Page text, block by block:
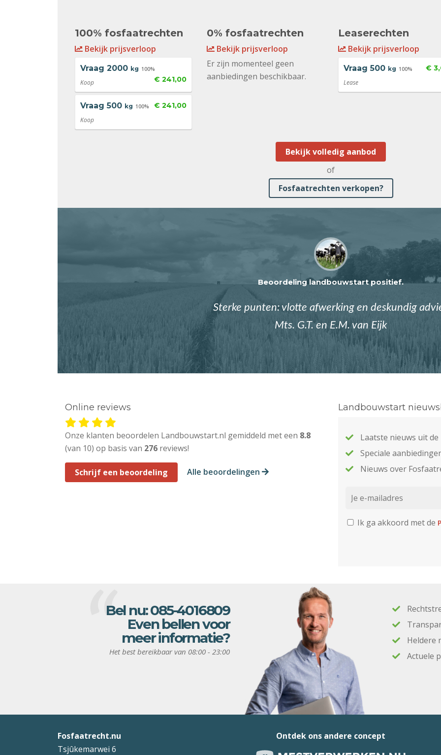
100% fosfaatrechten
Bekijk prijsverloop
Vraag 2000 kg 100%
€ 241,00
Koop
Vraag 500 kg 100% € 241,00
Koop
0% fosfaatrechten
Bekijk prijsverloop
Er zijn momenteel geen
aanbiedingen beschikbaar.
Leaserechten
Bekijk prijsverloop
Vraag 500 kg 100% €
Lease
Bekijk volledig aanbod
of
Fosfaatrechten verkopen?
Beoordeling landbouwstart positief.
Sterke punten: vlotte afwerking en deskundig
Mts. G.T. en E.M. van Eijk
Online reviews
Onze klanten beoordelen Landbouwstart.nl gemiddeld met een 8.8
(van 10) op basis van 276 reviews!
Schrijf een beoordeling Alle beoordelingen
Landbouwstart
Laatste nieuws uit
Speciale
Nieuws over
Ik ga akkoord met de
Bel nu:085-4016809
Even bellen voor
meer informatie?
Het best bereikbaar van 08:00 - 23:00
Heldere
Actuele
Fosfaatrecht.nu
Tsjûkemarwei 6
Ontdek ons andere concept